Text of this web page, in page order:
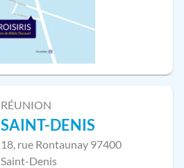
RÉUNION
SAINT-DENIS
18, rue Rontaunay 97400
Saint-Denis